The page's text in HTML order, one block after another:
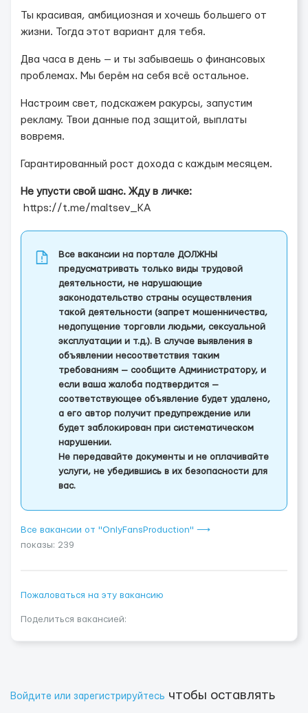
Ты красивая, амбициозная и хочешь большего от
жизни. Тогда этот вариант для тебя.
Два часа в день — и ты забываешь о финансовых
проблемах. Мы берём на себя всё остальное.
Настроим свет, подскажем ракурсы, запустим
рекламу. Твои данные под защитой, выплаты
вовремя.
Гарантированный рост дохода с каждым месяцем.
Не упусти свой шанс. Жду в личке:
https://t.me/maltsev_KA
Все вакансии на портале ДОЛЖНЫ
предусматривать только виды трудовой
деятельности, не нарушающие
законодательство страны осуществления
такой деятельности (запрет мошенничества,
недопущение торговли людьми, сексуальной
эксплуатации и т.д.). В случае выявления в
объявлении несоответствия таким
требованиям — сообщите Администратору, и
если ваша жалоба подтвердится —
соответствующее объявление будет удалено,
а его автор получит предупреждение или
будет заблокирован при систематическом
нарушении.
Не передавайте документы и не оплачивайте
услуги, не убедившись в их безопасности для
вас.
Все вакансии от "OnlyFansProduction" ⟶
показы: 239
Пожаловаться на эту вакансию
Поделиться вакансией:
Войдите или зарегистрируйтесь чтобы оставлять